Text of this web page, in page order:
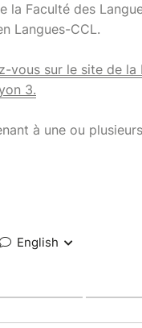
la Faculté des
Langues-CCL.
vous sur le site de la
3.
à une ou